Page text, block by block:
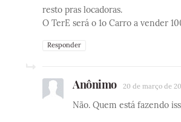
resto pras locadoras.
O TerE será o 1o Carro a vender
Responder
Anônimo 20 de março de
Não. Quem está fazendo